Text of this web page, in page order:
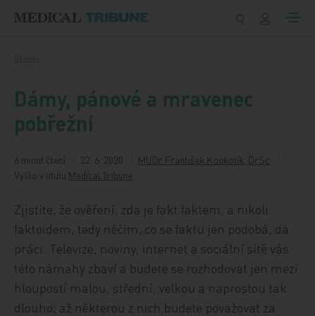
Dámy, pánové a mravenec
pobřežní
6 minut čtení 22. 6. 2020
MUDr. František Koukolík, DrSc
Vyšlo v titulu Medical Tribune
Zjistíte, že ověření, zda je fakt faktem, a nikoli
faktoidem, tedy něčím, co se faktu jen podobá, dá
práci. Televize, noviny, internet a sociální sítě vás
této námahy zbaví a budete se rozhodovat jen mezi
hloupostí malou, střední, velkou a naprostou tak
dlouho, až některou z nich budete považovat za